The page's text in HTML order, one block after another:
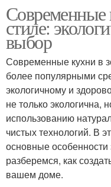
Современные
стиле:
выбор
Современные кухни в
более популярными
экологичному и
не только экологична,
использованию
чистых технологий. В
основные
разберемся, как
вашем доме.